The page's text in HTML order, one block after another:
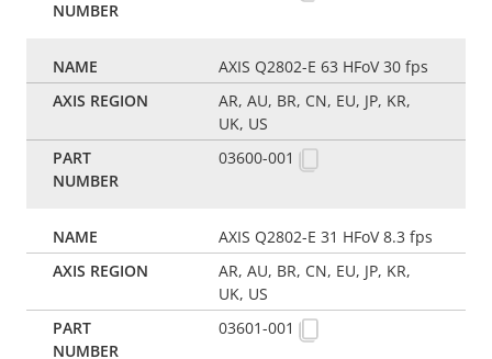
AXIS Q2802-E 63 HFoV 30 fps
AR, AU, BR, CN, EU, JP, KR,
UK, US
03600-001
AXIS Q2802-E 31 HFoV 8.3 fps
AR, AU, BR, CN, EU, JP, KR,
UK, US
03601-001